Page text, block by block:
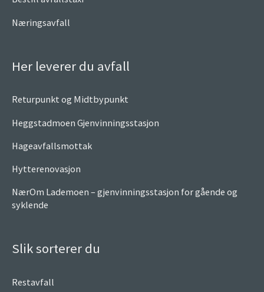
Næringsavfall
Her leverer du avfall
Returpunkt og Midtbypunkt
Heggstadmoen Gjenvinningsstasjon
Hageavfallsmottak
Hytterenovasjon
NærOm Lademoen – gjenvinningsstasjon for gående og
syklende
Slik sorterer du
Restavfall